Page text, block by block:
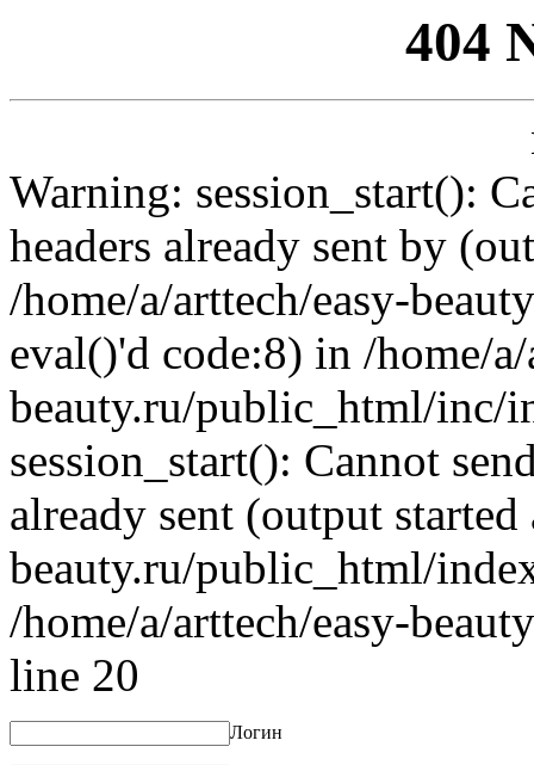
404
Warning: session_start():
headers already sent by
/home/a/arttech/easy-
eval()'d code:8) in /home/
beauty.ru/public_html/inc/
session_start(): Cannot
already sent (output
beauty.ru/public_html/
/home/a/arttech/easy-
line 20
Логин